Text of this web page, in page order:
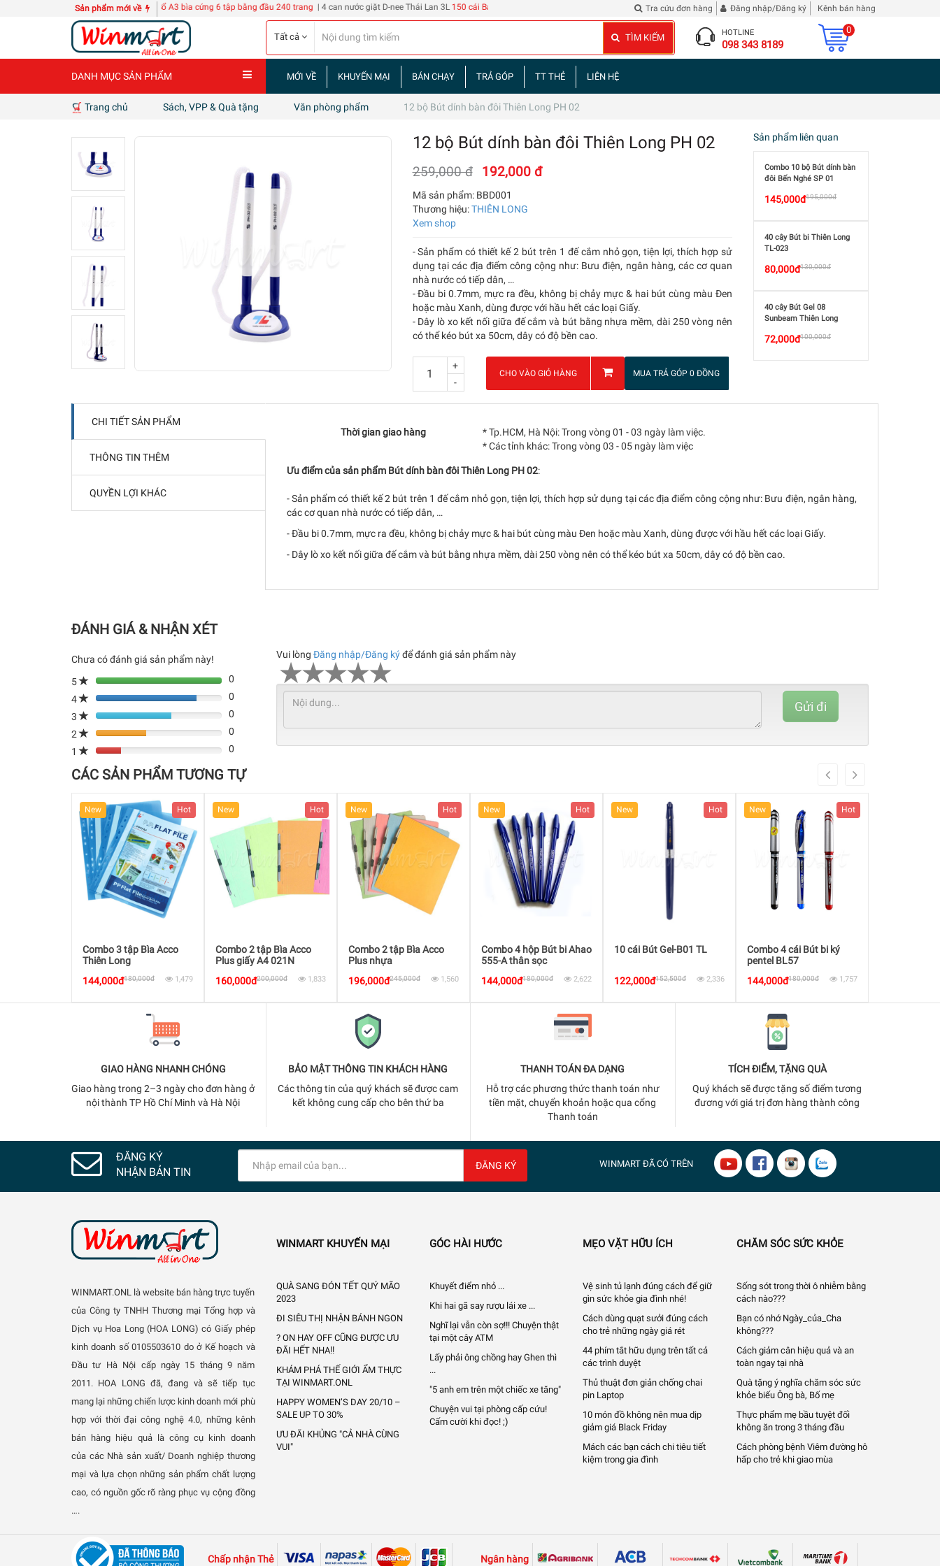
Sản phẩm mới về
POLY-TECH KZ11810 quyển Sổ A3 bìa cứng 6 tập bằng đầu 240 trang | 4 can nước giặt D-nee Thái Lan 3L 150 cái Bao đựng thẻ nhân viên 108 | 60 tập truyện tranh Tam Quốc Diễn Nghĩa Đừng phê bình tôi | 2 chai Rượu Vang Hibiscus Roselle
Tra cứu đơn hàng Đăng nhập/Đăng ký Kênh bán hàng
Tất cả TÌM KIẾM HOTLINE
098 343 8189
0
DANH MỤC SẢN PHẨM MỚI VỀ KHUYẾN MẠI BÁN CHẠY TRẢ GÓP TT THẺ LIÊN HỆ
Trang chủ Sách, VPP & Quà tặng Văn phòng phẩm 12 bộ Bút dính bàn đôi Thiên Long PH 02
12 bộ Bút dính bàn đôi Thiên Long PH 02
259,000 đ 192,000 đ
Mã sản phẩm: BBD001
Thương hiệu:THIÊN LONG
Xem shop
- Sản phẩm có thiết kế 2 bút trên 1 đế cắm nhỏ gọn, tiện lợi, thích hợp sử
dụng tại các địa điểm công cộng như: Bưu điện, ngân hàng, các cơ quan
nhà nước có tiếp dân, …
- Đầu bi 0.7mm, mực ra đều, không bị chảy mực & hai bút cùng màu Đen
hoặc màu Xanh, dùng được với hầu hết các loại Giấy.
- Dây lò xo kết nối giữa đế cắm và bút bằng nhựa mềm, dài 250 vòng nên
có thể kéo bút xa 50cm, dây có độ bền cao.
+
-
CHO VÀO GIỎ HÀNG MUA TRẢ GÓP 0 ĐỒNG
Sản phẩm liên quan
Combo 10 bộ Bút dính bàn
đôi Bến Nghé SP 01
145,000đ195,000đ
40 cây Bút bi Thiên Long
TL-023
80,000đ130,000đ
40 cây Bút Gel 08
Sunbeam Thiên Long
72,000đ100,000đ
CHI TIẾT SẢN PHẨM
THÔNG TIN THÊM
QUYỀN LỢI KHÁC
Thời gian giao hàng
* Tp.HCM, Hà Nội: Trong vòng 01 - 03 ngày làm việc.
* Các tỉnh khác: Trong vòng 03 - 05 ngày làm việc
Ưu điểm của sản phẩm Bút dính bàn đôi Thiên Long PH 02:
- Sản phẩm có thiết kế 2 bút trên 1 đế cắm nhỏ gọn, tiện lợi, thích hợp sử dụng tại các địa điểm công cộng như: Bưu điện, ngân hàng,
các cơ quan nhà nước có tiếp dân, …
- Đầu bi 0.7mm, mực ra đều, không bị chảy mực & hai bút cùng màu Đen hoặc màu Xanh, dùng được với hầu hết các loại Giấy.
- Dây lò xo kết nối giữa đế cắm và bút bằng nhựa mềm, dài 250 vòng nên có thể kéo bút xa 50cm, dây có độ bền cao.
ĐÁNH GIÁ & NHẬN XÉT
Chưa có đánh giá sản phẩm này!
5
80%
0
4
80%
Complete
(danger)
0
3
80%
Complete
(danger)
0
2
80%
Complete
0
1
80%
Complete
(danger)
0
Vui lòng Đăng nhập/Đăng kýđể đánh giá sản phẩm này
Gửi đi
CÁC SẢN PHẨM TƯƠNG TỰ
New Hot
Combo 3 tập Bìa Acco
Thiên Long
144,000đ180,000đ 1,479
New Hot
Combo 2 tập Bìa Acco
Plus giấy A4 021N
160,000đ200,000đ 1,833
New Hot
Combo 2 tập Bìa Acco
Plus nhựa
196,000đ245,000đ 1,560
New Hot
Combo 4 hộp Bút bi Ahao
555-A thân sọc
144,000đ180,000đ 2,622
New Hot
10 cái Bút Gel-B01 TL
122,000đ152,500đ 2,336
New Hot
Combo 4 cái Bút bi ký
pentel BL57
144,000đ180,000đ 1,757
GIAO HÀNG NHANH CHÓNG
Giao hàng trong 2–3 ngày cho đơn hàng ở
nội thành TP Hồ Chí Minh và Hà Nội
BẢO MẬT THÔNG TIN KHÁCH HÀNG
Các thông tin của quý khách sẽ được cam
kết không cung cấp cho bên thứ ba
THANH TOÁN ĐA DẠNG
Hỗ trợ các phương thức thanh toán như
tiền mặt, chuyển khoản hoặc qua cổng
Thanh toán
TÍCH ĐIỂM, TẶNG QUÀ
Quý khách sẽ được tặng số điểm tương
đương với giá trị đơn hàng thành công
ĐĂNG KÝ
NHẬN BẢN TIN
ĐĂNG KÝ WINMARTĐÃ CÓ TRÊN
WINMART.ONL là website bán hàng trực tuyến
của Công ty TNHH Thương mại Tổng hợp và
Dịch vụ Hoa Long (HOA LONG) có Giấy phép
kinh doanh số 0105503610 do ở Kế hoạch và
Đầu tư Hà Nội cấp ngày 15 tháng 9 năm
2011. HOA LONG đã, đang và sẽ tiếp tục
mang lại những chiến lược kinh doanh mới phù
hợp với thời đại công nghệ 4.0, những kênh
bán hàng hiệu quả là công cụ kinh doanh
của các Nhà sản xuất/ Doanh nghiệp thương
mại và lựa chọn những sản phẩm chất lượng
cao, có nguồn gốc rõ ràng phục vụ cộng đồng
….
WINMART KHUYẾN MẠI
QUÀ SANG ĐÓN TẾT QUÝ MÃO
2023
ĐI SIÊU THỊ NHẬN BÁNH NGON
? ON HAY OFF CŨNG ĐƯỢC ƯU
ĐÃI HẾT NHA‼
KHÁM PHÁ THẾ GIỚI ẨM THỰC
TẠI WINMART.ONL
HAPPY WOMEN’S DAY 20/10 –
SALE UP TO 30%
ƯU ĐÃI KHỦNG "CẢ NHÀ CÙNG
VUI"
GÓC HÀI HƯỚC
Khuyết điểm nhỏ ...
Khi hai gã say rượu lái xe ...
Nghĩ lại vẫn còn sợ!!! Chuyện thật
tại một cây ATM
Lấy phải ông chồng hay Ghen thì
...
"5 anh em trên một chiếc xe tăng"
Chuyện vui tại phòng cấp cứu!
Cấm cười khi đọc! ;)
MẸO VẶT HỮU ÍCH
Vệ sinh tủ lạnh đúng cách để giữ
gìn sức khỏe gia đình nhé!
Cách dùng quạt sưởi đúng cách
cho trẻ những ngày giá rét
44 phím tắt hữu dụng trên tất cả
các trình duyệt
Thủ thuật đơn giản chống chai
pin Laptop
10 món đồ không nên mua dịp
giảm giá Black Friday
Mách các bạn cách chi tiêu tiết
kiệm trong gia đình
CHĂM SÓC SỨC KHỎE
Sống sót trong thời ô nhiễm bằng
cách nào???
Bạn có nhớ Ngày_của_Cha
không???
Cách giảm cân hiệu quả và an
toàn ngay tại nhà
Quà tặng ý nghĩa chăm sóc sức
khỏe biếu Ông bà, Bố mẹ
Thực phẩm mẹ bầu tuyệt đối
không ăn trong 3 tháng đầu
Cách phòng bệnh Viêm đường hô
hấp cho trẻ khi giao mùa
Chấp nhận Thẻ Ngân hàng